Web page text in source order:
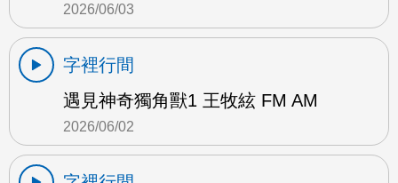
2026/06/03
字裡行間
遇見神奇獨角獸1 王牧絃 FM AM
2026/06/02